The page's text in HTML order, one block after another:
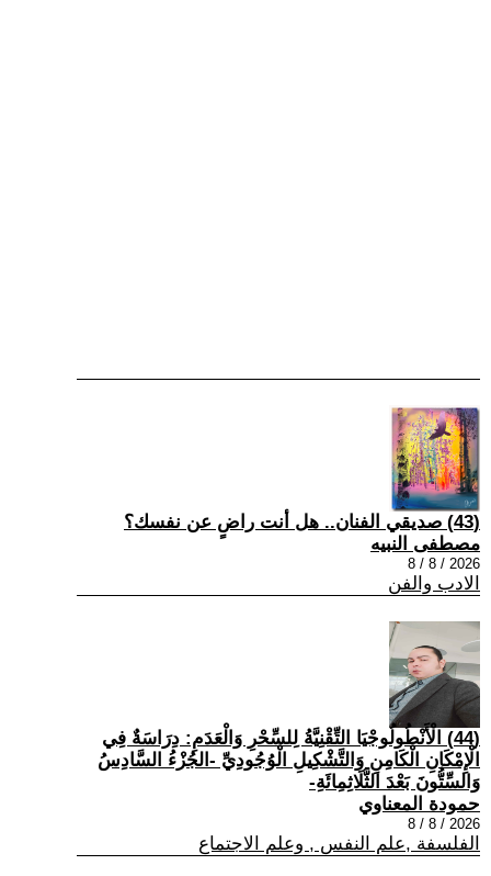
(43) صديقي الفنان.. هل أنت راضٍ عن نفسك؟
مصطفى النبيه
2026 / 8 / 8
الادب والفن
(44) الْأَنْطُولُوجْيَا التِّقْنِيَّةُ لِلسِّحْرِ وَالْعَدَمِ: دِرَاسَةٌ فِي
الْإِمْكَانِ الْكَامِنِ وَالتَّشْكِيلِ الْوُجُودِيِّ -الجُزْءُ السَّادِسُ
وَالسِّتُّونَ بَعْدَ الثَّلَاثِمِائَةِ-
حمودة المعناوي
2026 / 8 / 8
الفلسفة ,علم النفس , وعلم الاجتماع